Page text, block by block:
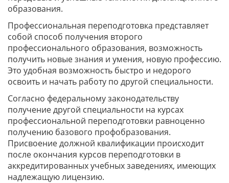
образования.
Профессиональная переподготовка представляет
собой способ получения второго
профессионального образования, возможность
получить новые знания и умения, новую профессию.
Это удобная возможность быстро и недорого
освоить и начать работу по другой специальности.
Согласно федеральному законодательству
получение другой специальности на курсах
профессиональной переподготовки равноценно
получению базового профобразования.
Присвоение должной квалификации происходит
после окончания курсов переподготовки в
аккредитированных учебных заведениях, имеющих
надлежащую лицензию.